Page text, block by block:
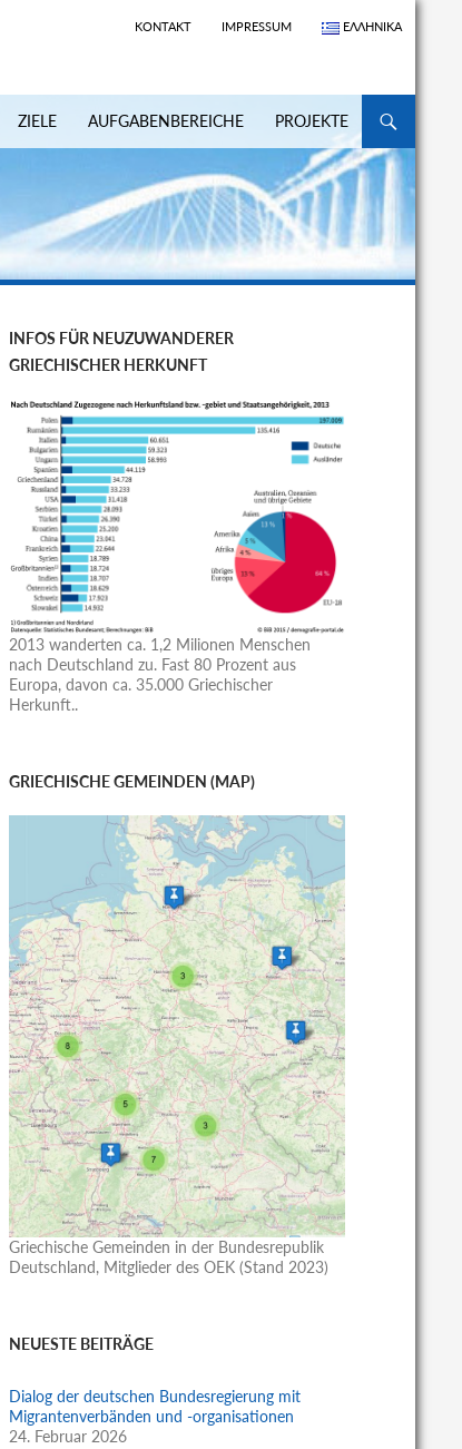
KONTAKT IMPRESSUM ΕΛΛΗΝΙΚΆ
ZIELE AUFGABENBEREICHE PROJEKTE
INFOS FÜR NEUZUWANDERER
GRIECHISCHER HERKUNFT
2013 wanderten ca. 1,2 Milionen Menschen
nach Deutschland zu. Fast 80 Prozent aus
Europa, davon ca. 35.000 Griechischer
Herkunft..
GRIECHISCHE GEMEINDEN (MAP)
Griechische Gemeinden in der Bundesrepublik
Deutschland, Mitglieder des OEK (Stand 2023)
NEUESTE BEITRÄGE
Dialog der deutschen Bundesregierung mit
Migrantenverbänden und -organisationen
24. Februar 2026